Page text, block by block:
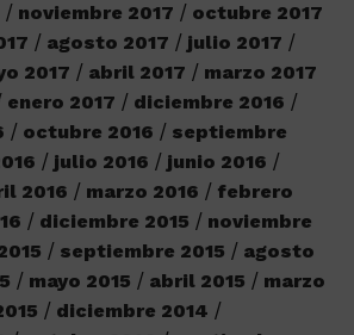
noviembre 2017
octubre 2017
agosto 2017
julio 2017
2017 abril 2017
marzo 2017
enero 2017
diciembre 2016
octubre 2016
septiembre
julio 2016
junio 2016
2016 marzo 2016
febrero
diciembre 2015
noviembre
septiembre 2015
agosto
mayo 2015 abril 2015
marzo
diciembre 2014